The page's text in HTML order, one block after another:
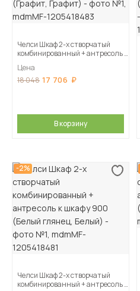
Челси Шкаф 2-х створчатый
комбинированный + антресоль к
Цена
18 048 17 706
В корзину
-2%
Челси Шкаф 2-х створчатый
комбинированный + антресоль к